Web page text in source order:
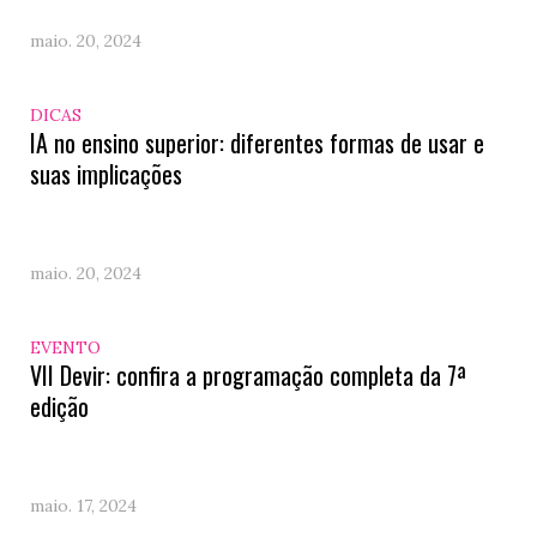
maio. 20, 2024
DICAS
IA no ensino superior: diferentes formas de usar e
suas implicações
maio. 20, 2024
EVENTO
VII Devir: confira a programação completa da 7ª
edição
maio. 17, 2024